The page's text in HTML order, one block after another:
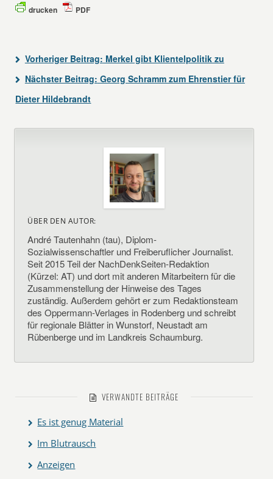
drucken PDF
Vorheriger Beitrag: Merkel gibt Klientelpolitik zu
Nächster Beitrag: Georg Schramm zum Ehrenstier für
Dieter Hildebrandt
ÜBER DEN AUTOR:
André Tautenhahn (tau), Diplom-
Sozialwissenschaftler und Freiberuflicher Journalist.
Seit 2015 Teil der NachDenkSeiten-Redaktion
(Kürzel: AT) und dort mit anderen Mitarbeitern für die
Zusammenstellung der Hinweise des Tages
zuständig. Außerdem gehört er zum Redaktionsteam
des Oppermann-Verlages in Rodenberg und schreibt
für regionale Blätter in Wunstorf, Neustadt am
Rübenberge und im Landkreis Schaumburg.
VERWANDTE BEITRÄGE
Es ist genug Material
Im Blutrausch
Anzeigen